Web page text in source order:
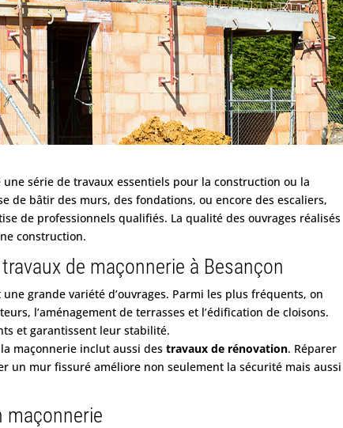
une série de travaux essentiels pour la construction ou la
de bâtir des murs, des fondations, ou encore des escaliers,
de professionnels qualifiés. La qualité des ouvrages réalisés
construction.
de maçonnerie à Besançon
grande variété d’ouvrages. Parmi les plus fréquents, on
, l’aménagement de terrasses et l’édification de cloisons.
et garantissent leur stabilité.
maçonnerie inclut aussi destravaux de rénovation. Réparer
un mur fissuré améliore non seulement la sécurité mais aussi
maçonnerie